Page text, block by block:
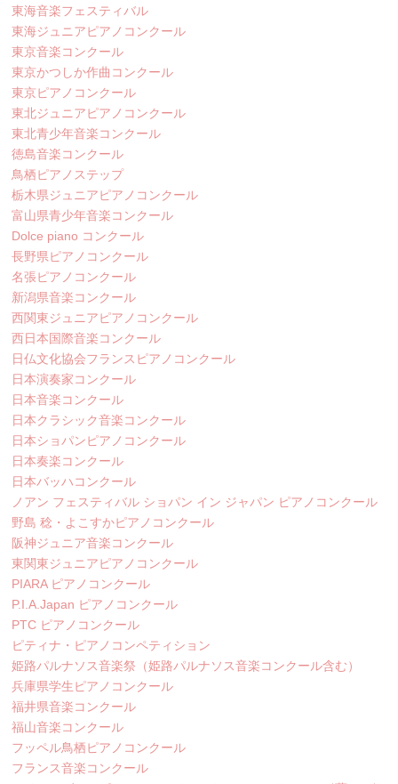
東海音楽フェスティバル
東海ジュニアピアノコンクール
東京音楽コンクール
東京かつしか作曲コンクール
東京ピアノコンクール
東北ジュニアピアノコンクール
東北青少年音楽コンクール
徳島音楽コンクール
鳥栖ピアノステップ
栃木県ジュニアピアノコンクール
富山県青少年音楽コンクール
Dolce piano コンクール
長野県ピアノコンクール
名張ピアノコンクール
新潟県音楽コンクール
西関東ジュニアピアノコンクール
西日本国際音楽コンクール
日仏文化協会フランスピアノコンクール
日本演奏家コンクール
日本音楽コンクール
日本クラシック音楽コンクール
日本ショパンピアノコンクール
日本奏楽コンクール
日本バッハコンクール
ノアン フェスティバル ショパン イン ジャパン ピアノコンクール
野島 稔・よこすかピアノコンクール
阪神ジュニア音楽コンクール
東関東ジュニアピアノコンクール
PIARA ピアノコンクール
P.I.A.Japan ピアノコンクール
PTC ピアノコンクール
ピティナ・ピアノコンペティション
姫路パルナソス音楽祭（姫路パルナソス音楽コンクール含む）
兵庫県学生ピアノコンクール
福井県音楽コンクール
福山音楽コンクール
フッペル鳥栖ピアノコンクール
フランス音楽コンクール